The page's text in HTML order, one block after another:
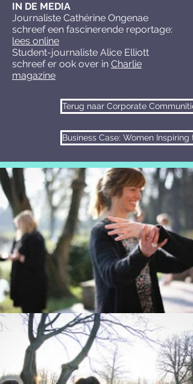
IN DE MEDIA
Journaliste Cathérine Ongenae
schreef een fascinerende reportage:
lees online
Student-journaliste Alice Elliott
schreef er ook over in Charlie
magazine
Terug naar Corporate
Business Case: Women Inspiring